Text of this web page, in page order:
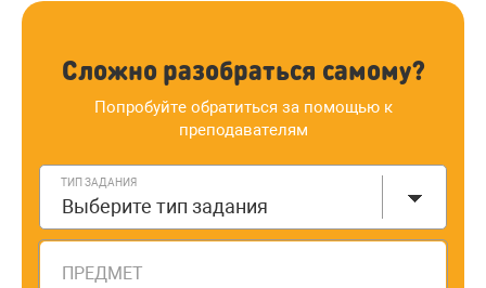
Сложно разобраться самому?
Попробуйте обратиться за помощью к
преподавателям
ТИП ЗАДАНИЯ
Выберите тип задания
ПРЕДМЕТ